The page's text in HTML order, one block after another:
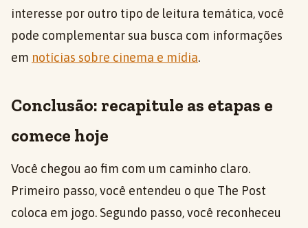
interesse por outro tipo de leitura temática, você
pode complementar sua busca com informações
em notícias sobre cinema e mídia.
Conclusão: recapitule as etapas e
comece hoje
Você chegou ao fim com um caminho claro.
Primeiro passo, você entendeu o que The Post
coloca em jogo. Segundo passo, você reconheceu